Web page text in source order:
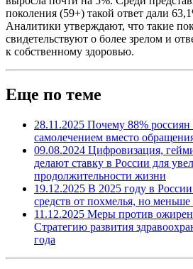
поколения (59+) такой ответ дали
Аналитики утверждают, что такие
свидетельствуют о более зрелом и
к собственному здоровью.
Еще по теме
28.11.2025 Почему 88% россиян
самолечением вместо
09.08.2024 Цифровизация,
делают ставку в России для
продолжительности жизни
19.12.2025 В 2025 году в
средств от похмелья, но меньше
11.12.2025 Меры против
Стратегию развития
года